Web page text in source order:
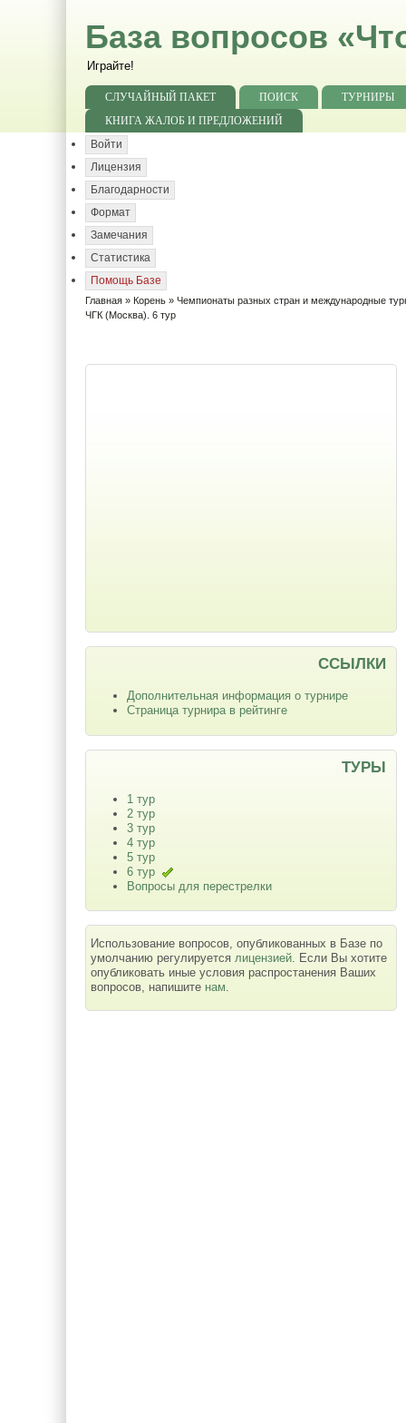
База вопросов
Играйте!
СЛУЧАЙНЫЙ ПАКЕТ ПОИСК
ТУРНИРЫ
КНИГА ЖАЛОБ И ПРЕДЛОЖЕНИЙ
Войти
Лицензия
Благодарности
Формат
Замечания
Статистика
Помощь Базе
Главная » Корень » Чемпионаты разных стран и международные
ЧГК (Москва). 6 тур
ССЫЛКИ
Дополнительная информация о турнире
Страница турнира в рейтинге
ТУРЫ
1 тур
2 тур
3 тур
4 тур
5 тур
6 тур
Вопросы для перестрелки
Использование вопросов, опубликованных в Базе по
умолчанию регулируется лицензией . Если Вы хотите
опубликовать иные условия распростанения Ваших
вопросов, напишите нам